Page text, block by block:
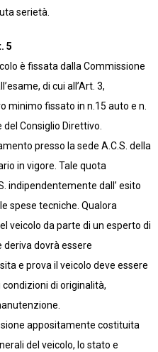
serietà.
5
è fissata dalla Commissione
di cui all’Art. 3,
minimo fissato in n.15 auto e n.
Consiglio Direttivo.
presso la sede A.C.S. della
in vigore. Tale quota
indipendentemente dall’ esito
spese tecniche. Qualora
veicolo da parte di un esperto di
deriva dovrà essere
e prova il veicolo deve essere
di originalità,
appositamente costituita
del veicolo, lo stato e